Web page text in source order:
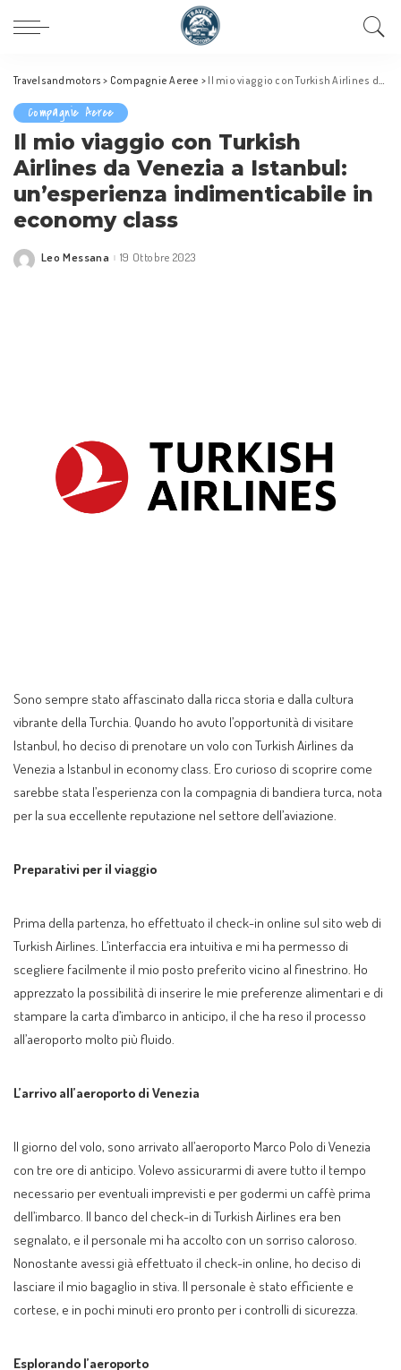
Travelsandmotors > Compagnie Aeree > Il mio viaggio con Turkish Airlines da Venezia a Istanbul: un’esperienza indimenticabile in economy class
Compagnie Aeree
Il mio viaggio con Turkish
Airlines da Venezia a Istanbul:
un’esperienza indimenticabile in
economy class
Posted
Leo Messana 19 Ottobre 2023
Sono sempre stato affascinato dalla ricca storia e dalla cultura
vibrante della Turchia. Quando ho avuto l’opportunità di visitare
Istanbul, ho deciso di prenotare un volo con Turkish Airlines da
Venezia a Istanbul in economy class. Ero curioso di scoprire come
sarebbe stata l’esperienza con la compagnia di bandiera turca, nota
per la sua eccellente reputazione nel settore dell’aviazione.
Preparativi per il viaggio
Prima della partenza, ho effettuato il check-in online sul sito web di
Turkish Airlines. L’interfaccia era intuitiva e mi ha permesso di
scegliere facilmente il mio posto preferito vicino al finestrino. Ho
apprezzato la possibilità di inserire le mie preferenze alimentari e di
stampare la carta d’imbarco in anticipo, il che ha reso il processo
all’aeroporto molto più fluido.
L’arrivo all’aeroporto di Venezia
Il giorno del volo, sono arrivato all’aeroporto Marco Polo di Venezia
con tre ore di anticipo. Volevo assicurarmi di avere tutto il tempo
necessario per eventuali imprevisti e per godermi un caffè prima
dell’imbarco. Il banco del check-in di Turkish Airlines era ben
segnalato, e il personale mi ha accolto con un sorriso caloroso.
Nonostante avessi già effettuato il check-in online, ho deciso di
lasciare il mio bagaglio in stiva. Il personale è stato efficiente e
cortese, e in pochi minuti ero pronto per i controlli di sicurezza.
Esplorando l’aeroporto